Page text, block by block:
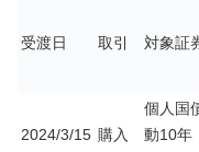
受渡日 取引 対象証
2024/3/15 購入
個人
動10